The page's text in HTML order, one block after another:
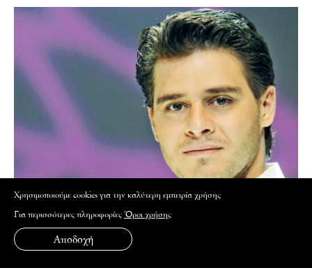
Xρησιμοποιούμε cookies για την καλύτερη εμπειρία χρήσης
Για περισσότερες πληροφορίεςΌροι χρήσης
Αποδοχή